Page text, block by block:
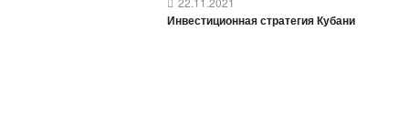
Инвестиционная стратегия Кубани